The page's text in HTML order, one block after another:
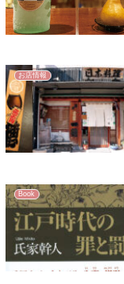
お店情報
Book